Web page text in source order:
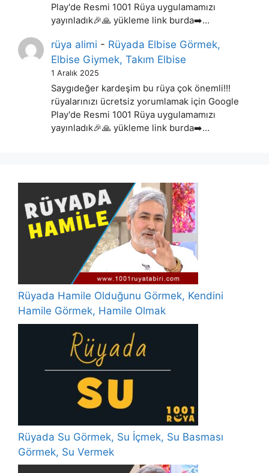
Play'de Resmi 1001 Rüya uygulamamızı
yayınladık🎉🙏 yükleme link burda➡️…
rüya alimi - Rüyada Elbise Görmek,
Elbise Giymek, Takım Elbise
1 Aralık 2025
Saygıdeğer kardeşim bu rüya çok önemli!!!
rüyalarınızı ücretsiz yorumlamak için Google
Play'de Resmi 1001 Rüya uygulamamızı
yayınladık🎉🙏 yükleme link burda➡️…
Rüyada Hamile Olduğunu Görmek, Kendini
Hamile Görmek, Hamile Olmak
Rüyada Su Görmek, Su İçmek, Su Basması
Görmek, Su Vermek